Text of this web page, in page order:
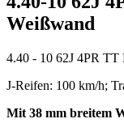
Weißwand
4.40 - 10 62J 4PR TT
J-Reifen: 100 km/h;
Mit 38 mm breitem